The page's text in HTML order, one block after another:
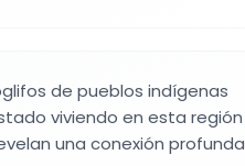
de pueblos indígenas
viviendo en esta región
una conexión profunda